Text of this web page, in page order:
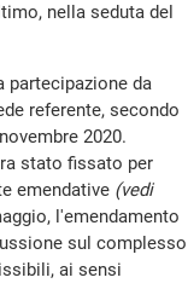
nella seduta del
partecipazione da
referente, secondo
2020.
stato fissato per
emendative (vedi
l'emendamento
sul complesso
ai sensi